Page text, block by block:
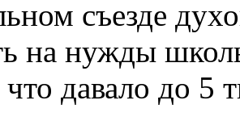
съезде
на нужды
что давало до 5